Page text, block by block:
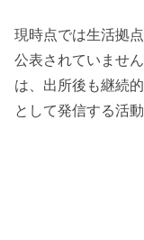
現時点では生活拠
公表されていませ
は、出所後も継続
として発信する活